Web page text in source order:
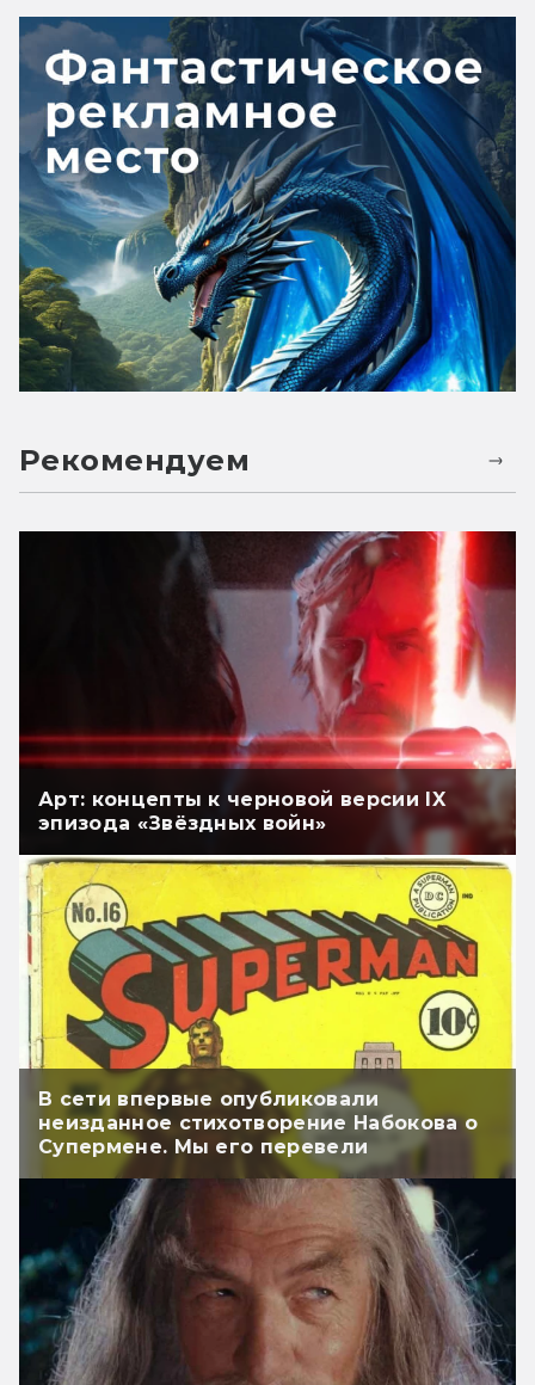
Рекомендуем
Арт: концепты к черновой версии IX
эпизода «Звёздных войн»
В сети впервые опубликовали
неизданное стихотворение Набокова о
Супермене. Мы его перевели